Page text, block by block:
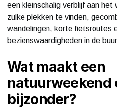
een kleinschalig verblijf aan
zulke plekken te vinden,
wandelingen, korte fietsroutes
bezienswaardigheden in de
Wat maakt een
natuurweekend
bijzonder?